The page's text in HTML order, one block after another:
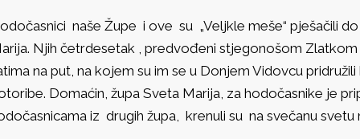
naše Župe i ove su „Veljkle meše“ pješačili
Njih četrdesetak , predvođeni stjegonošom
na put, na kojem su im se u Donjem Vidovcu
Domaćin, župa Sveta Marija, za hodočasnike je
iz drugih župa, krenuli su na svečanu svetu